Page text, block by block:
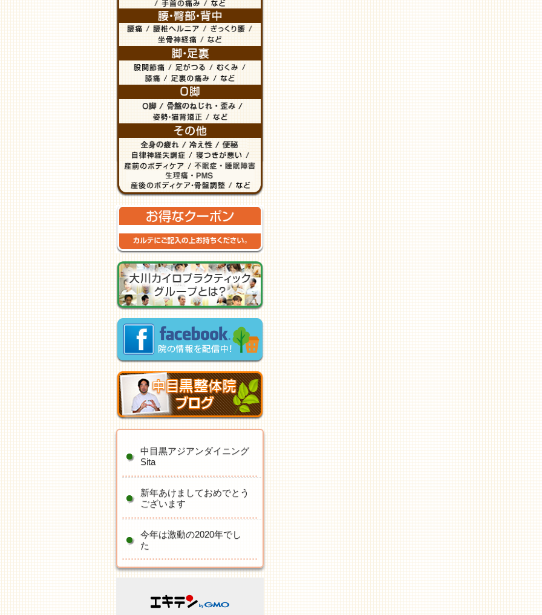
中目黒アジアンダイニング
Sita
新年あけましておめでとう
ございます
今年は激動の2020年でし
た